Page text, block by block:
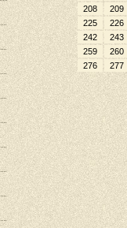
208
209
225
226
242
243
259
260
276
277